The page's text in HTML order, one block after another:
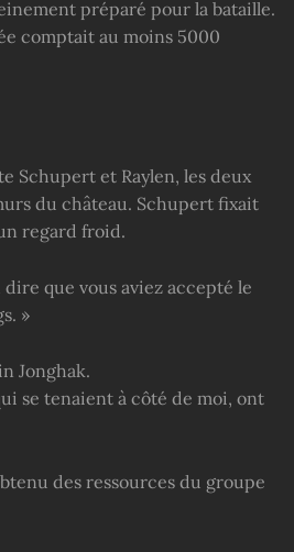
préparé pour la bataille.
comptait au moins 5000
Schupert et Raylen, les deux
du château. Schupert fixait
regard froid.
dire que vous aviez accepté le
»
Jonghak.
se tenaient à côté de moi, ont
des ressources du groupe